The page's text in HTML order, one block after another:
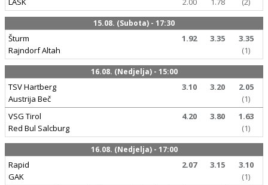
15.08. (Subota) - 17:30
Šturm
Rajndorf Altah
1.92 3.35
3.35
(1)
16.08. (Nedjelja) - 15:00
TSV Hartberg
Austrija Beč
3.10 3.20
2.05
(1)
VSG Tirol
Red Bul Salcburg
4.20 3.80
1.63
(1)
16.08. (Nedjelja) - 17:00
Rapid
GAK
2.07 3.15
3.10
(1)